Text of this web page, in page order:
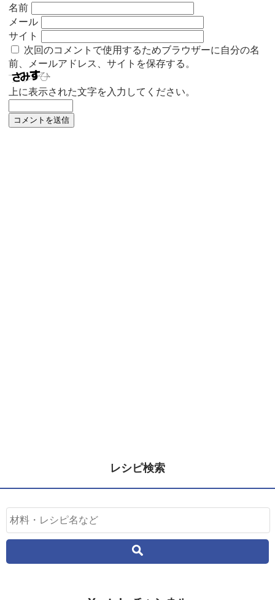
名前
メール
サイト
次回のコメントで使用するためブラウザーに自分の名
前、メールアドレス、サイトを保存する。
上に表示された文字を入力してください。
レシピ検索